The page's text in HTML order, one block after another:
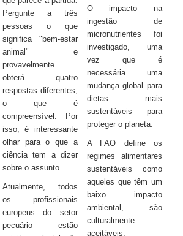
Pergunte a três
pessoas o que
significa "bem-estar
animal" e
provavelmente
obterá quatro
respostas diferentes,
o que é
compreensível. Por
isso, é interessante
olhar para o que a
ciência tem a dizer
sobre o assunto.
Atualmente, todos
os profissionais
europeus do setor
pecuário estão
O impacto na
ingestão de
micronutrientes foi
investigado, uma
vez que é
necessária uma
mudança global para
dietas mais
sustentáveis para
proteger o planeta.
A FAO define os
regimes alimentares
sustentáveis como
aqueles que têm um
baixo impacto
ambiental, são
culturalmente
aceitáveis,